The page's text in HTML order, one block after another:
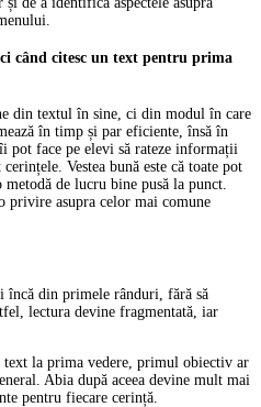
când citesc un text pentru prima
din textul în sine, ci din modul în care
în timp și par eficiente, însă în
pot face pe elevi să rateze informații
Vestea bună este că toate pot
de lucru bine pusă la punct.
privire asupra celor mai comune
încă din primele rânduri, fără să
lectura devine fragmentată, iar
la prima vedere, primul obiectiv ar
Abia după aceea devine mult mai
pentru fiecare cerință.